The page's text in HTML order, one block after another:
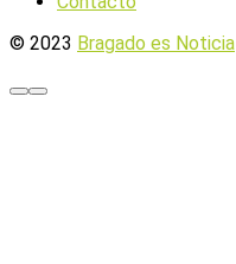
© 2023 Bragado es Noticia